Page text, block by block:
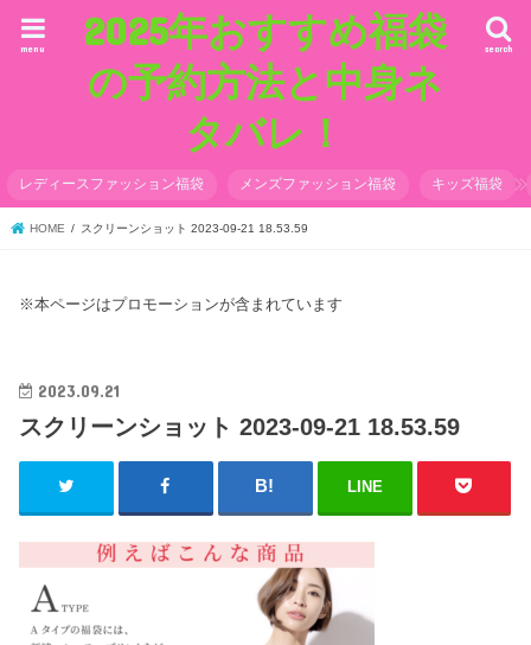
2025年おすすめ福袋
の予約方法と中身ネ
タバレ！
search
menu
レディースファッション福袋 メンズファッション福袋 キッズ福袋
HOME スクリーンショット 2023-09-21 18.53.59
※本ページはプロモーションが含まれています
2023.09.21
スクリーンショット 2023-09-21 18.53.59
LINE